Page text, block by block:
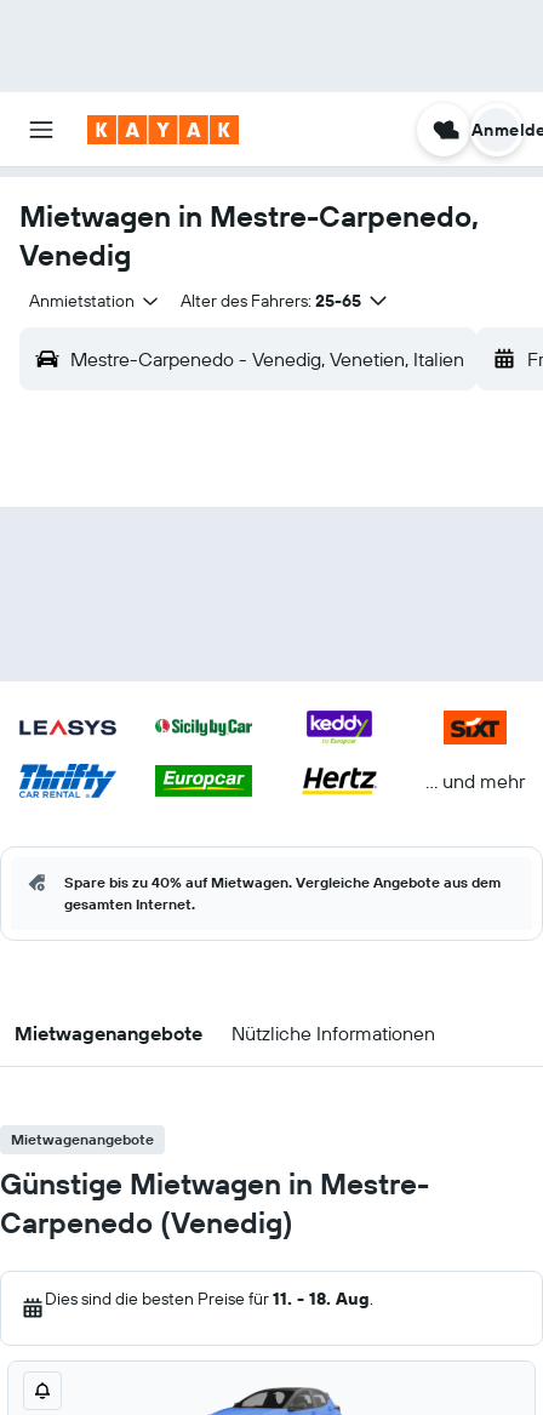
Mietwagen in Mestre-Carpenedo,
Venedig
Anmietstation Alter des Fahrers: 25-65
Mestre-Carpenedo - Venedig, Venetien, Italien
… und mehr
Spare bis zu 40% auf Mietwagen. Vergleiche Angebote aus dem
gesamten Internet.
Mietwagenangebote Nützliche Informationen
Mietwagenangebote
Günstige Mietwagen in Mestre-
Carpenedo (Venedig)
Dies sind die besten Preise für11. - 18. Aug.